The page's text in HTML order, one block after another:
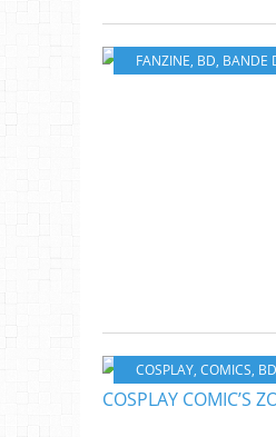
FANZINE, BD, BANDE
COSPLAY, COMICS, BD